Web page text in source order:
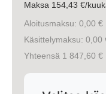
Maksa 154,43 €/
Aloitusmaksu: 0,00 €
Käsittelymaksu: 0,00
Yhteensä 1 847,60 €